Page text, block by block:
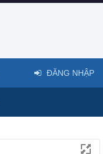
ĐĂNG NHẬP